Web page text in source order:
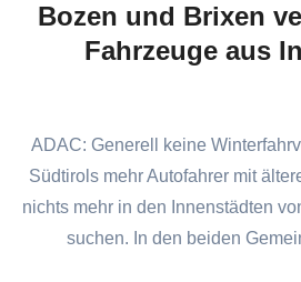
Bozen und Brixen
Fahrzeuge aus
ADAC: Generell keine
Südtirols mehr Autofahrer mit
nichts mehr in den Innenstädten
suchen. In den beiden